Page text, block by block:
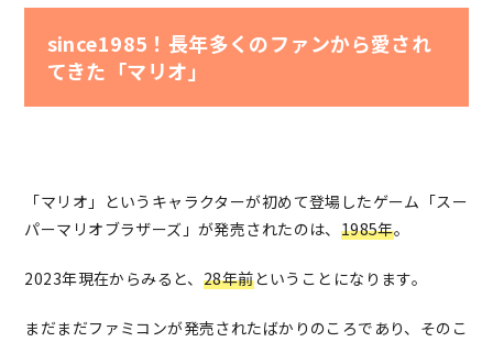
since1985！長年多くのファンから愛され
てきた「マリオ」
「マリオ」というキャラクターが初めて登場したゲーム「スー
パーマリオブラザーズ」が発売されたのは、 1985年。
2023年現在からみると、 28年前ということになります。
まだまだファミコンが発売されたばかりのころであり、そのこ